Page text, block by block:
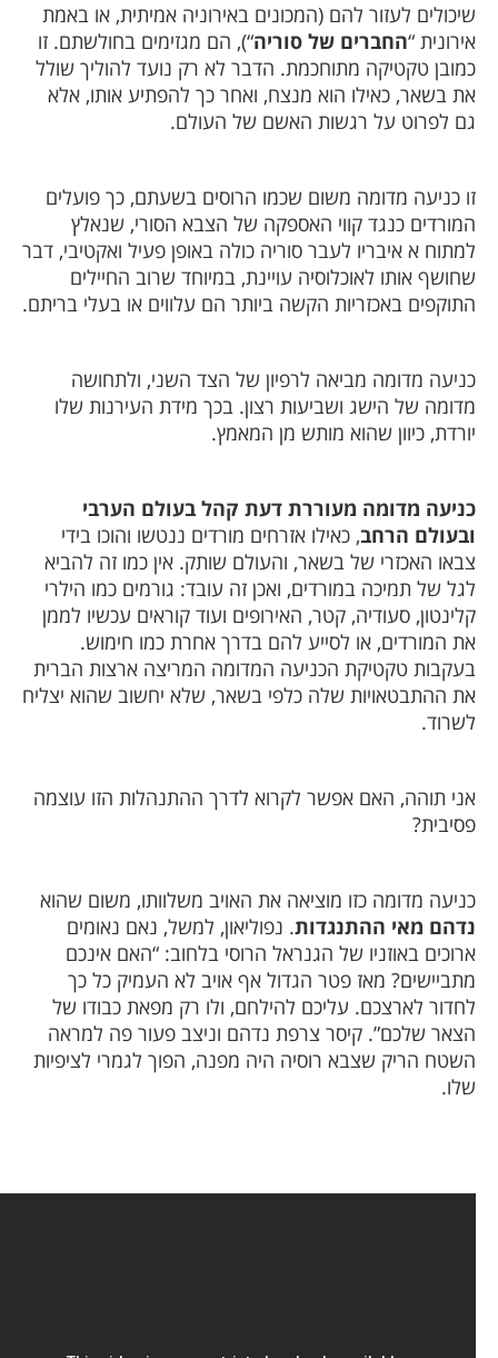
לעזור להם (המכונים באירוניה אמיתית, או באמת
“החברים של סוריה“), הם מגזימים בחולשתם. זו
טקטיקה מתוחכמת. הדבר לא רק נועד להוליך שולל
בשאר, כאילו הוא מנצח, ואחר כך להפתיע אותו, אלא
לפרוט על רגשות האשם של העולם.
כניעה מדומה משום שכמו הרוסים בשעתם, כך פועלים
כנגד קווי האספקה של הצבא הסורי, שנאלץ
א איבריו לעבר סוריה כולה באופן פעיל ואקטיבי, דבר
אותו לאוכלוסיה עויינת, במיוחד שרוב החיילים
באכזריות הקשה ביותר הם עלווים או בעלי בריתם.
מדומה מביאה לרפיון של הצד השני, ולתחושה
של הישג ושביעות רצון. בכך מידת העירנות שלו
כיוון שהוא מותש מן המאמץ.
מדומה מעוררת דעת קהל בעולם הערבי
הרחב, כאילו אזרחים מורדים ננטשו והוכו בידי
האכזרי של בשאר, והעולם שותק. אין כמו זה להביא
של תמיכה במורדים, ואכן זה עובד: גורמים כמו הילרי
סעודיה, קטר, האירופים ועוד קוראים עכשיו לממן
המורדים, או לסייע להם בדרך אחרת כמו חימוש.
טקטיקת הכניעה המדומה המריצה ארצות הברית
ההתבטאויות שלה כלפי בשאר, שלא יחשוב שהוא יצליח
תוהה, האם אפשר לקרוא לדרך ההתנהלות הזו עוצמה
מדומה כזו מוציאה את האויב משלוותו, משום שהוא
מאי ההתנגדות. נפוליאון, למשל, נאם נאומים
באוזניו של הגנראל הרוסי בלחוב: “האם אינכם
מאז פטר הגדול אף אויב לא העמיק כל כך
לארצכם. עליכם להילחם, ולו רק מפאת כבודו של
שלכם”. קיסר צרפת נדהם וניצב פעור פה למראה
הריק שצבא רוסיה היה מפנה, הפוך לגמרי לציפיות